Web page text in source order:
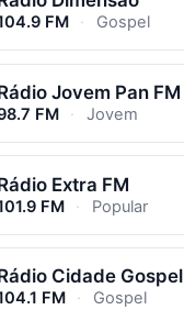
FM · Gospel
Jovem Pan FM
FM · Jovem
Extra FM
FM · Popular
Cidade Gospel
FM · Gospel